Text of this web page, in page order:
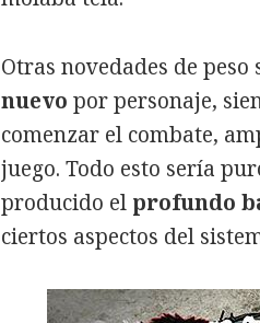
Otras novedades de
nuevo por personaje,
comenzar el combate,
juego. Todo esto sería
producido el profundo
ciertos aspectos del